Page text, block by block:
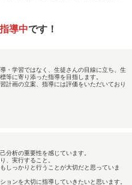
導中です！
・学習ではなく、生徒さんの目線に立ち、生
等に寄り添った指導を目指します。
計画の立案、指導には評価をいただいており
分析の重要性を感じています。
、実行すること。
しっかりと行うことが大切だと思っていま
ョンを大切に指導していきたいと思います。